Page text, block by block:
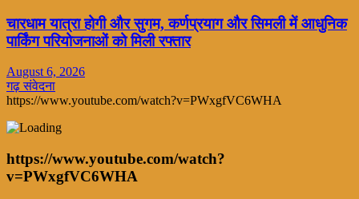
चारधाम यात्रा होगी और सुगम, कर्णप्रयाग और सिमली में आधुनिक
पार्किंग परियोजनाओं को मिली रफ्तार
August 6, 2026
गढ़ संवेदना
https://www.youtube.com/watch?v=PWxgfVC6WHA
https://www.youtube.com/watch?
v=PWxgfVC6WHA